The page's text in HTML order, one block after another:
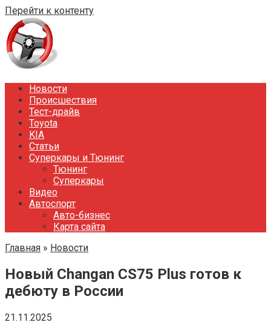
Перейти к контенту
Новости
Происшествия
Тест-драйв
Toyota
KIA
Статьи
Суперкары и Тюнинг
Тюнинг
Суперкары
Видео
Автоспорт
Авто-бизнес
Карта сайта
Главная » Новости
Новый Changan CS75 Plus готов к
дебюту в России
21.11.2025